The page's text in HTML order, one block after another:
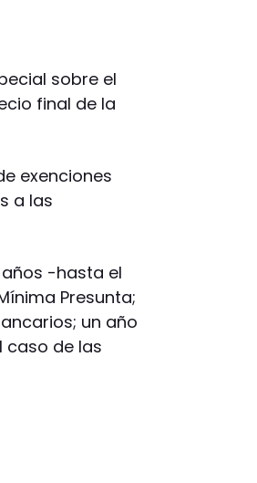
sobre el
final de la
exenciones
a las
-hasta el
Presunta;
un año
caso de las